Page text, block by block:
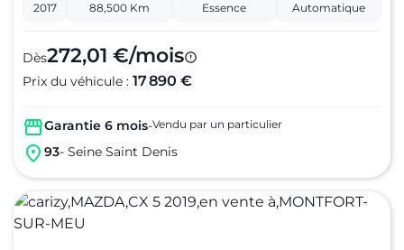
2017 88,500 Km Essence Automatique
Dès272,01 €/mois
Prix du véhicule : 17 890 €
Garantie 6 mois-Vendu par un particulier
93- Seine Saint Denis